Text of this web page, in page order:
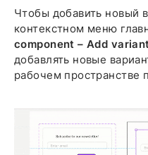
Чтобы добавить новый
контекстном меню
component – Add variant
добавлять новые
рабочем пространстве